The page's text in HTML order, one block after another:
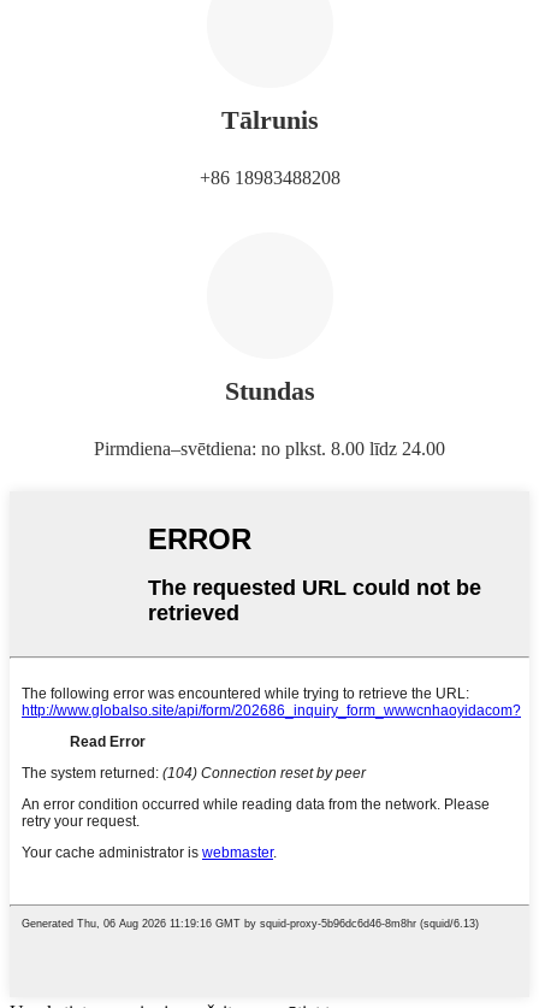
Tālrunis
+86 18983488208
Stundas
Pirmdiena–svētdiena: no plkst. 8.00 līdz 24.00